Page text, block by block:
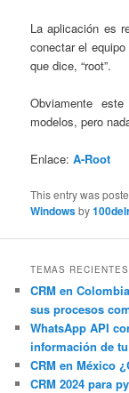
La aplicación es
conectar el
que dice, “root”.
Obviamente
modelos, pero
Enlace:A-Root
This entry was
Windowsby
TEMAS RECIENTES
CRM en
sus procesos
WhatsApp API
información de
CRM en México
CRM 2024 para